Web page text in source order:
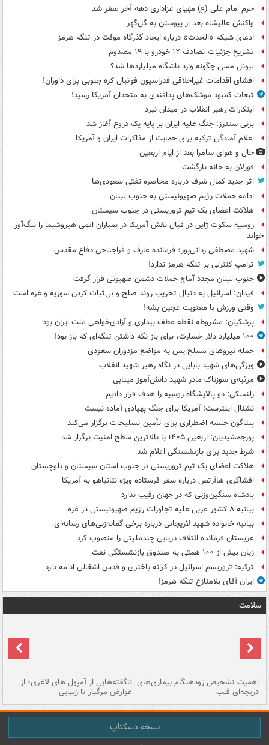
حرم امام علی (ع) مهیای عزاداری دهه آخر صفر شد
واکنش عالیشاه بعد از پیوستن به گل‌گهر
ادعای شبکه «الحدث» درباره ایجاد گذرگاه موقت در تنگه هرمز
تشریح جزئیات تصادف ۱۲ خودرو با ۱۹ مصدوم
لیونل مسی چگونه وارد باشگاه میلیاردها شد؟
افشای اقدامات غیراخلاقی فدراسیون فوتبال کره جنوبی برای داوران!
تبعات کمبود موشک‌های پدافندی به متحدان آمریکا رسید!
ابتکارات رهبر انقلاب در میدان نبرد
برنی سندرز: جنگ علیه ایران بر پایه یک دروغ آغاز شد
اعلام آمادگی ترکیه برای حمایت از مذاکرات ایران و آمریکا
حال و هوای سامرا بعد از ایام اربعین
فورلان به خانه بازگشت
اثر جدید کمال شرف درباره محاصره نفتی سعودی‌ها
ادامه حملات رژیم صهیونیستی به جنوب لبنان
هلاکت اعضای یک تیم تروریستی در جنوب سیستان
روسیه سکوت ژاپن در قبال نقش آمریکا در بمباران اتمی هیروشیما را ننگ‌آور
خواند
شهید مصطفی ردانی‌پور؛ فرمانده عارف و فراجناحی دفاع مقدس
ترامپ کنترلی بر تنگه هرمز ندارد!
جنوب لبنان مجدد آماج حملات دشمن صهیونی قرار گرفت
فیدان: اسرائیل به دنبال تخریب روند صلح و بی‌ثبات کردن سوریه و غزه است
وقتی ورزش با معنویت عجین بشه!
پزشکیان: مشروطه نقطه عطف بیداری و آزادی‌خواهی ملت ایران بود
۱۰۰ میلیارد دلار خسارت، برای باز نگه داشتن تنگه‌ای که باز بود!
حمله نیروهای مسلح یمن به مواضع مزدوران سعودی
ویژگی‌های شهید بابایی در نگاه رهبر شهید انقلاب
مرثیه‌ی سوزناک مادر شهید دانش‌آموز مینابی
زلنسکی: دو پالایشگاه روسیه را هدف قرار دادیم
نشنال اینترست: آمریکا برای جنگ پهپادی آماده نیست
پنتاگون جلسه اضطراری برای تأمین تسلیحات برگزار می‌کند
پورجمشیدیان: اربعین ۱۴۰۵ با بالاترین سطح امنیت برگزار شد
شرط جدید برای بازنشستگی اعلام شد
هلاکت اعضای یک تیم تروریستی در جنوب استان سیستان و بلوچستان
افشاگری هاآرتص درباره سفر فرستاده ویژه نتانیاهو به آمریکا
پادشاه سنگین‌وزنی که در جهان رقیب ندارد
بیانیه ۸ کشور عربی علیه تجاوزات رژیم صهیونیستی در غزه
بیانیه خانواده شهید لاریجانی درباره برخی گمانه‌زنی‌های رسانه‌ای
عربستان فرمانده ائتلاف دریایی چندملیتی را منصوب کرد
زیان بیش از ۱۰۰ همتی به صندوق‌ بازنشستگی نفت
ترکیه: تروریسم اسرائیل در کرانه باختری و قدس اشغالی ادامه دارد
ایران آقای بلامنازع تنگه هرمز!
سلامت
اهمیت تشخیص زودهنگام بیماری‌های
دریچه‌ای قلب
ناگفته‌هایی از آمپول های لاغری؛ از
عوارض مرگبار تا زیبایی
نسخه دسکتاپ